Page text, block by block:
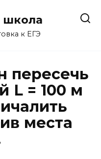
школа
к ЕГЭ
пересечь
L = 100 м
места